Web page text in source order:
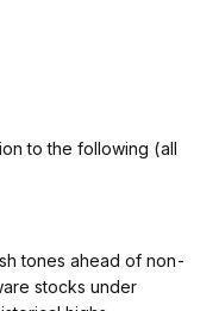
to the following (all
tones ahead of non-
stocks under